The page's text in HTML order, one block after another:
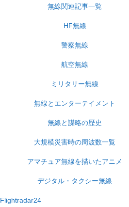
無線関連記事一覧
HF無線
警察無線
航空無線
ミリタリー無線
無線とエンターテイメント
無線と謀略の歴史
大規模災害時の周波数一覧
アマチュア無線を描いたアニメ
デジタル・タクシー無線
Flightradar24